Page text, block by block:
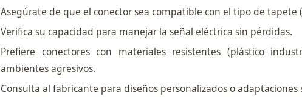
Asegúrate de que el conector sea compatible con el tipo de tapete
Verifica su capacidad para manejar la señal eléctrica sin pérdidas.
Prefiere conectores con materiales resistentes (plástico
ambientes agresivos.
Consulta al fabricante para diseños personalizados o